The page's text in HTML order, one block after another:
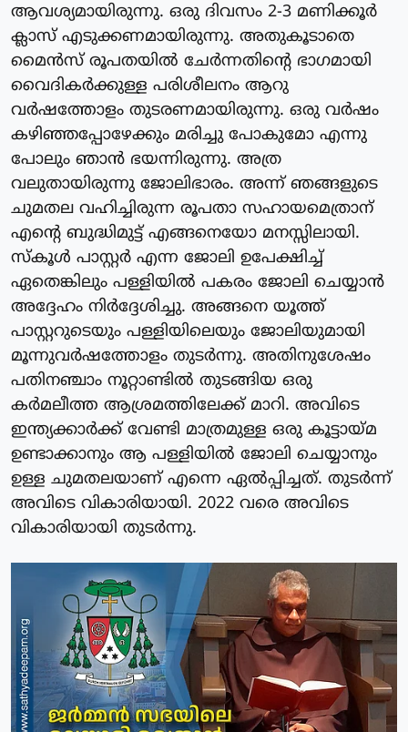
ആവശ്യമായിരുന്നു. ഒരു ദിവസം 2-3 മണിക്കൂർ
ക്ലാസ് എടുക്കണമായിരുന്നു. അതുകൂടാതെ
മൈൻസ് രൂപതയിൽ ചേർന്നതിന്റെ ഭാഗമായി
വൈദികർക്കുള്ള പരിശീലനം ആറു
വർഷത്തോളം തുടരണമായിരുന്നു. ഒരു വർഷം
കഴിഞ്ഞപ്പോഴേക്കും മരിച്ചു പോകുമോ എന്നു
പോലും ഞാൻ ഭയന്നിരുന്നു. അത്ര
വലുതായിരുന്നു ജോലിഭാരം. അന്ന് ഞങ്ങളുടെ
ചുമതല വഹിച്ചിരുന്ന രൂപതാ സഹായമെത്രാന്
എന്റെ ബുദ്ധിമുട്ട് എങ്ങനെയോ മനസ്സിലായി.
സ്കൂൾ പാസ്റ്റർ എന്ന ജോലി ഉപേക്ഷിച്ച്
ഏതെങ്കിലും പള്ളിയിൽ പകരം ജോലി ചെയ്യാൻ
അദ്ദേഹം നിർദ്ദേശിച്ചു. അങ്ങനെ യൂത്ത്
പാസ്റ്ററുടെയും പള്ളിയിലെയും ജോലിയുമായി
മൂന്നുവർഷത്തോളം തുടർന്നു. അതിനുശേഷം
പതിനഞ്ചാം നൂറ്റാണ്ടിൽ തുടങ്ങിയ ഒരു
കർമലീത്ത ആശ്രമത്തിലേക്ക് മാറി. അവിടെ
ഇന്ത്യക്കാർക്ക് വേണ്ടി മാത്രമുള്ള ഒരു കൂട്ടായ്മ
ഉണ്ടാക്കാനും ആ പള്ളിയിൽ ജോലി ചെയ്യാനും
ഉള്ള ചുമതലയാണ് എന്നെ ഏൽപ്പിച്ചത്. തുടർന്ന്
അവിടെ വികാരിയായി. 2022 വരെ അവിടെ
വികാരിയായി തുടർന്നു.